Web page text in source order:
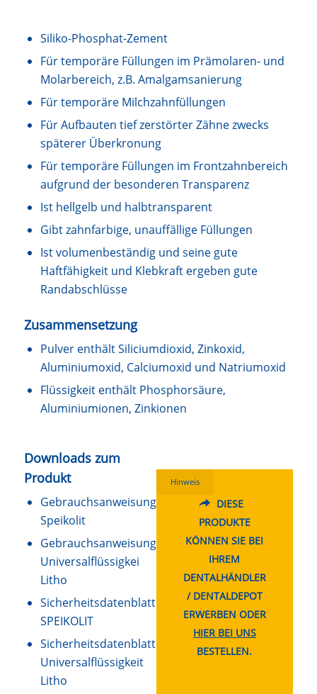
Siliko-Phosphat-Zement
Für temporäre Füllungen im Prämolaren- und
Molarbereich, z.B. Amalgamsanierung
Für temporäre Milchzahnfüllungen
Für Aufbauten tief zerstörter Zähne zwecks
späterer Überkronung
Für temporäre Füllungen im Frontzahnbereich
aufgrund der besonderen Transparenz
Ist hellgelb und halbtransparent
Gibt zahnfarbige, unauffällige Füllungen
Ist volumenbeständig und seine gute
Haftfähigkeit und Klebkraft ergeben gute
Randabschlüsse
Zusammensetzung
Pulver enthält Siliciumdioxid, Zinkoxid,
Aluminiumoxid, Calciumoxid und Natriumoxid
Flüssigkeit enthält Phosphorsäure,
Aluminiumionen, Zinkionen
Downloads zum
Produkt
Gebrauchsanweisung
Speikolit
Gebrauchsanweisung
Universalflüssigkei
Litho
Sicherheitsdatenblatt
SPEIKOLIT
Sicherheitsdatenblatt
Universalflüssigkeit
Litho
Hinweis
DIESE
PRODUKTE
KÖNNEN SIE BEI
IHREM
DENTALHÄNDLER
/ DENTALDEPOT
ERWERBEN ODER
HIER BEI UNS
BESTELLEN.